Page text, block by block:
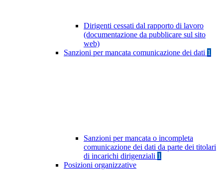
Dirigenti cessati dal rapporto di lavoro
(documentazione da pubblicare sul sito
web)
Sanzioni per mancata comunicazione dei dati 1
Sanzioni per mancata o incompleta
comunicazione dei dati da parte dei titolari
di incarichi dirigenziali 1
Posizioni organizzative